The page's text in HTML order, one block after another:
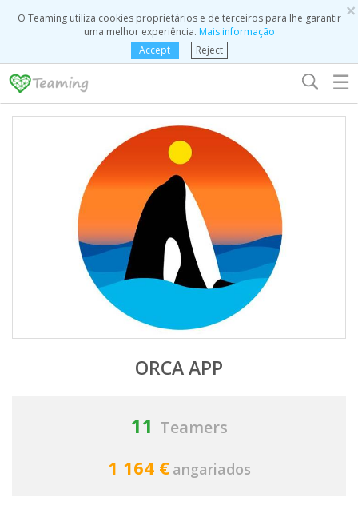
×
O Teaming utiliza cookies proprietários e de terceiros para lhe garantir
uma melhor experiência. Mais informação
Accept
Reject
☰
ORCA APP
11 Teamers
1 164 € angariados